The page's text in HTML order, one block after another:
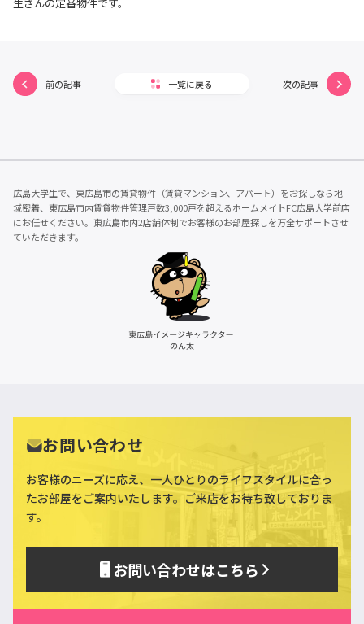
前の記事 一覧に戻る 次の記事
広島大学生で、東広島市の賃貸物件（賃貸マンション、アパート）をお探しなら地
域密着、東広島市内賃貸物件管理戸数3,000戸を超えるホームメイトFC広島大学前店
にお任せください。東広島市内2店舗体制でお客様のお部屋探しを万全サポートさせ
ていただきます。
お問い合わせ
お客様のニーズに応え、一人ひとりのライフスタイルに合っ
たお部屋をご案内いたします。ご来店をお待ち致しておりま
す。
お問い合わせはこちら